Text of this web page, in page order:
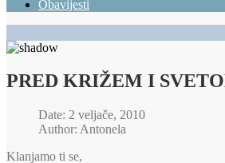
Obavijesti
PRED KRIŽEM I
Date: 2 veljače, 2010
Author: Antonela
Klanjamo ti se,